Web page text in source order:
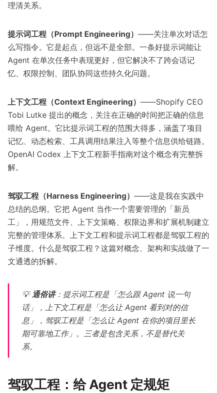
理清关系。
提示词工程（Prompt Engineering） ——关注单次对话怎
么写指令。它是起点，但远不是全部。一条好提示词能让
Agent 在单次任务中表现更好，但它解决不了跨会话记
忆、权限控制、团队协同这些持久化问题。
上下文工程（Context Engineering） ——Shopify CEO
Tobi Lutke 提出的概念，关注在正确的时间把正确的信息
喂给 Agent。它比提示词工程的范围大得多，涵盖了项目
记忆、动态检索、工具调用结果注入等整个信息供给链路。
OpenAI Codex 上下文工程新手指南对这个概念有完整拆
解。
驾驭工程（Harness Engineering） ——这是我在实践中
总结的总纲。它把 Agent 当作一个需要管理的「新员
工」，用规范文件、上下文策略、权限边界和扩展机制建立
完整的管理体系。上下文工程和提示词工程都是驾驭工程的
子维度。 什么是驾驭工程？ 这篇对概念、架构和实战做了一
文通透的拆解。
💡通俗讲：提示词工程是「怎么跟 Agent 说一句
话」，上下文工程是「怎么让 Agent 看到对的信
息」，驾驭工程是「怎么让 Agent 在你的项目里长
期可靠地工作」。三者是包含关系，不是替代关
系。
驾驭工程：给 Agent 定规矩